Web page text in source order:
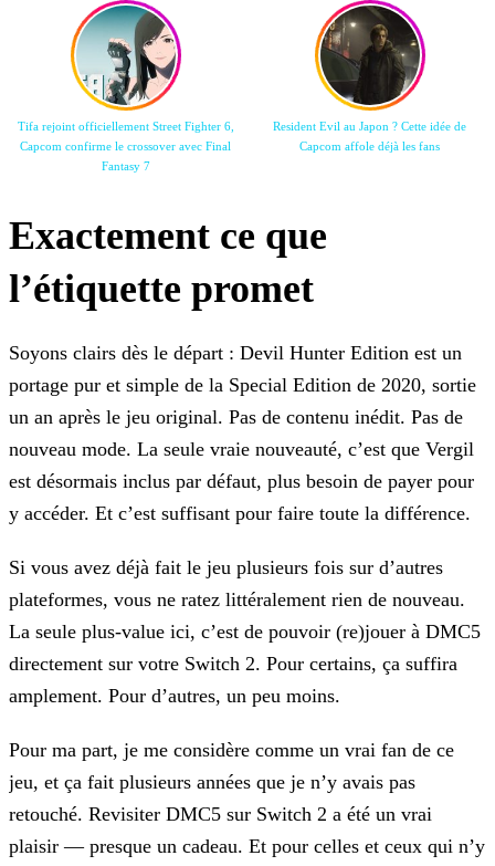
Tifa rejoint officiellement Street Fighter 6,
Capcom confirme le crossover avec Final
Fantasy 7
Resident Evil au Japon ? Cette idée de
Capcom affole déjà les fans
Exactement ce que
l’étiquette promet
Soyons clairs dès le départ : Devil Hunter Edition est un
portage pur et simple de la Special Edition de 2020, sortie
un an après le jeu original. Pas de contenu inédit. Pas de
nouveau mode. La seule vraie nouveauté, c’est que Vergil
est désormais inclus par défaut, plus besoin de payer pour
y accéder. Et c’est suffisant pour faire toute la différence.
Si vous avez déjà fait le jeu plusieurs fois sur d’autres
plateformes, vous ne ratez littéralement rien de nouveau.
La seule plus-value ici, c’est de pouvoir (re)jouer à DMC5
directement sur votre Switch 2. Pour certains, ça suffira
amplement. Pour d’autres, un peu moins.
Pour ma part, je me considère comme un vrai fan de ce
jeu, et ça fait plusieurs années que je n’y avais pas
retouché. Revisiter DMC5 sur Switch 2 a été un vrai
plaisir — presque un cadeau. Et pour celles et ceux qui n’y